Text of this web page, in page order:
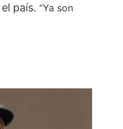
país. “Ya son